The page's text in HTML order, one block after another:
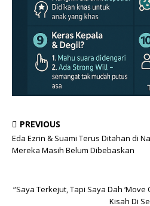
PREVIOUS
Eda Ezrin & Suami Terus Ditahan di
Mereka Masih Belum Dibebaskan
“Saya Terkejut, Tapi Saya Dah ‘Move
Kisah Di